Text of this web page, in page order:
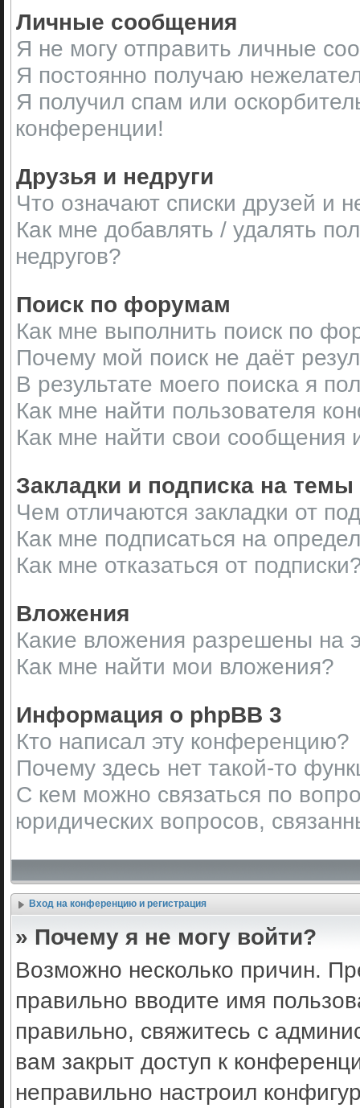
Личные сообщения
Я не могу отправить личные
Я постоянно получаю
Я получил спам или
конференции!
Друзья и недруги
Что означают списки друзей и
Как мне добавлять / удалять
недругов?
Поиск по форумам
Как мне выполнить поиск по
Почему мой поиск не даёт
В результате моего поиска я
Как мне найти пользователя
Как мне найти свои
Закладки и подписка на темы
Чем отличаются закладки от
Как мне подписаться на
Как мне отказаться от
Вложения
Какие вложения разрешены на
Как мне найти мои вложения?
Информация о phpBB 3
Кто написал эту конференцию?
Почему здесь нет такой-то
С кем можно связаться по
юридических вопросов,
Вход на конференцию и регистрация
» Почему я не могу войти?
Возможно несколько причин.
правильно вводите имя
правильно, свяжитесь с
вам закрыт доступ к
неправильно настроил